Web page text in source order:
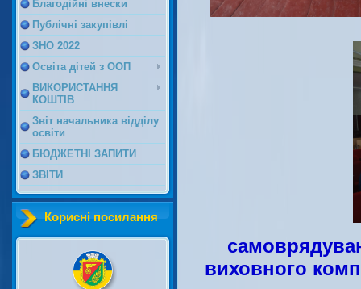
Благодійні внески
Публічні закупівлі
ЗНО 2022
Освіта дітей з ООП
ВИКОРИСТАННЯ
КОШТІВ
Звіт начальника відділу
освіти
БЮДЖЕТНІ ЗАПИТИ
ЗВІТИ
Корисні посилання
виховного